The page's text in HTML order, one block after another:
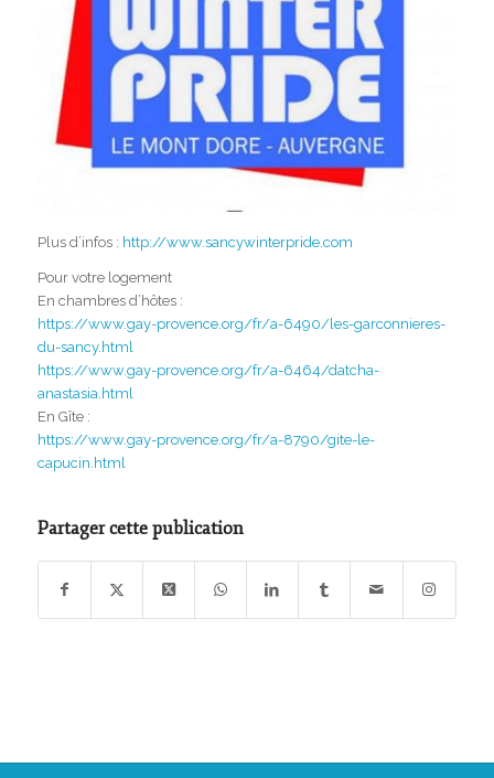
Plus d’infos : http://www.sancywinterpride.com
Pour votre logement
En chambres d’hôtes :
https://www.gay-provence.org/fr/a-6490/les-garconnieres-
du-sancy.html
https://www.gay-provence.org/fr/a-6464/datcha-
anastasia.html
En Gîte :
https://www.gay-provence.org/fr/a-8790/gite-le-
capucin.html
Partager cette publication